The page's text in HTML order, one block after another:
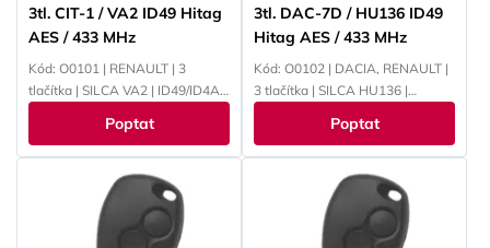
3tl. CIT-1 / VA2 ID49 Hitag
AES / 433 MHz
Kód: O0101 | RENAULT | 3
tlačítka | SILCA VA2 | ID49/ID4A |
Poptat
3tl. DAC-7D / HU136 ID49
Hitag AES / 433 MHz
Kód: O0102 | DACIA, RENAULT |
3 tlačítka | SILCA HU136 |
Poptat